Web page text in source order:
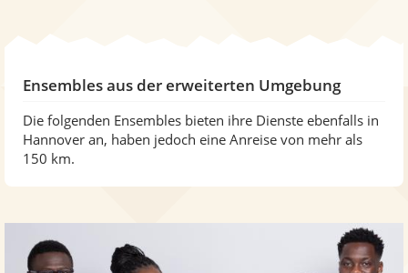
Ensembles aus der erweiterten Umgebung
Die folgenden Ensembles bieten ihre Dienste ebenfalls in
Hannover an, haben jedoch eine Anreise von mehr als
150 km.